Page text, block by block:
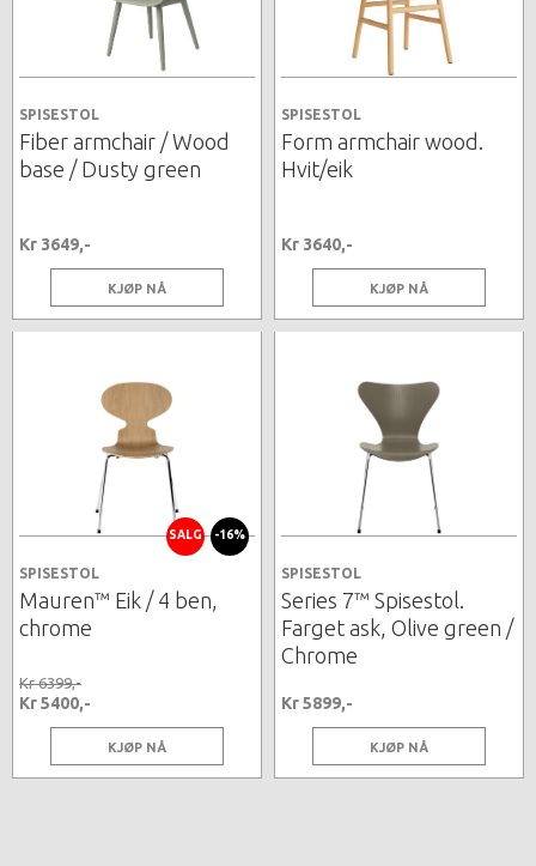
SPISESTOL
Fiber armchair / Wood
base / Dusty green
Kr 3649,-
KJØP NÅ
SPISESTOL
Form armchair wood.
Hvit/eik
Kr 3640,-
KJØP NÅ
SALG -16%
SPISESTOL
Mauren™ Eik / 4 ben,
chrome
Kr 6399,-
Kr 5400,-
KJØP NÅ
SPISESTOL
Series 7™ Spisestol.
Farget ask, Olive green /
Chrome
Kr 5899,-
KJØP NÅ